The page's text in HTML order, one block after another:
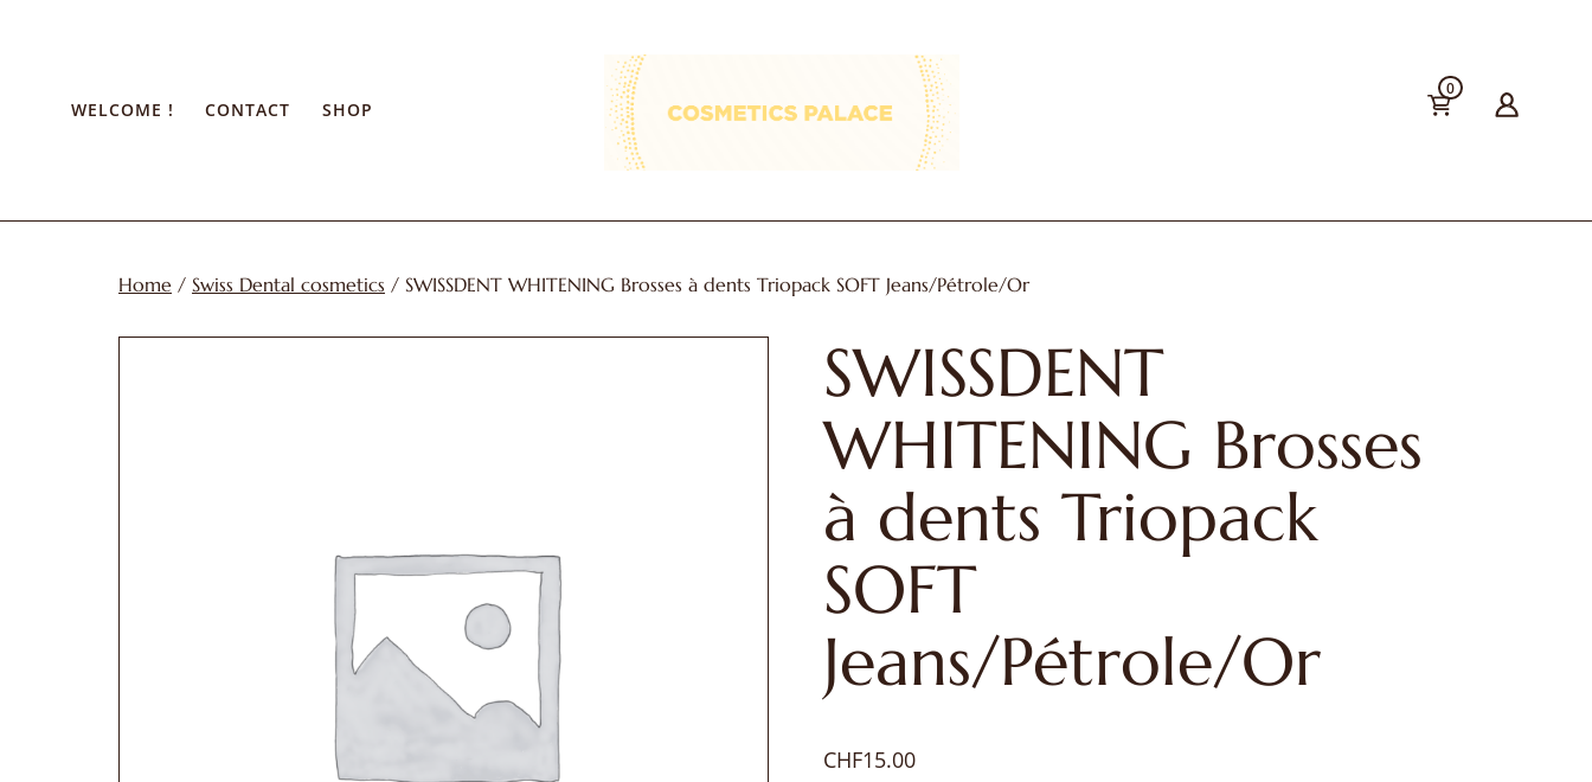
contentWELCOME ! CONTACT SHOP
palace
0
Home / Swiss Dental cosmetics / SWISSDENT WHITENING Brosses à dents Triopack SOFT Jeans/Pétrole/Or
SWISSDENT
WHITENING Brosses
à dents Triopack
SOFT
Jeans/Pétrole/Or
CHF15.00